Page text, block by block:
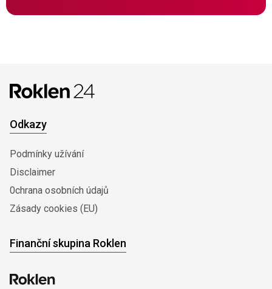
Odkazy
Podmínky užívání
Disclaimer
0chrana osobních údajů
Zásady cookies (EU)
Finanční skupina Roklen